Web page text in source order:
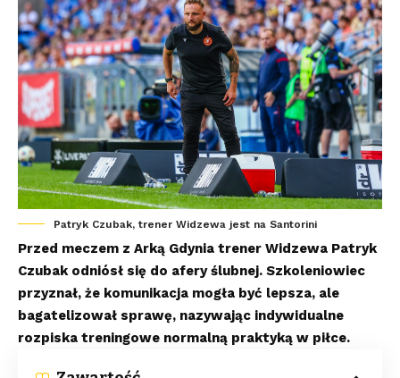
Patryk Czubak, trener Widzewa jest na Santorini
Przed meczem z Arką Gdynia trener Widzewa Patryk
Czubak odniósł się do afery ślubnej. Szkoleniowiec
przyznał, że komunikacja mogła być lepsza, ale
bagatelizował sprawę, nazywając indywidualne
rozpiska treningowe normalną praktyką w piłce.